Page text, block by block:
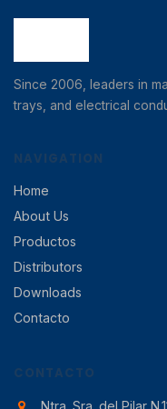
Since 2006, leaders in
trays, and electrical
NAVIGATION
Home
About Us
Productos
Distributors
Downloads
Contacto
CONTACTO